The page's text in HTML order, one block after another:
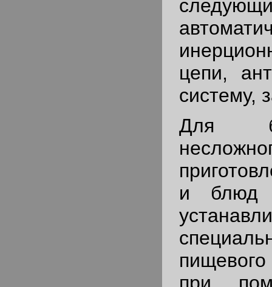
цепи,
систему,
Для
и блюд